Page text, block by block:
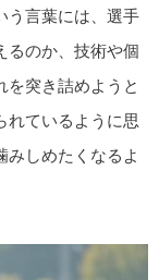
う言葉には、選手
るのか、技術や個
を突き詰めようと
れているように思
みしめたくなるよ